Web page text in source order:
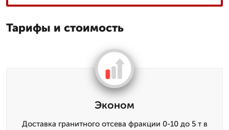
Тарифы и стоимость
Эконом
Доставка гранитного отсева фракции 0-10 до 5 т в